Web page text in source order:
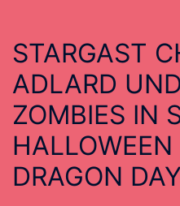
STARGAST
ADLARD
ZOMBIES IN
DRAGON